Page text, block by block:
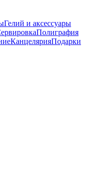
Гелий и аксессуары
Полиграфия
КанцелярияПодарки